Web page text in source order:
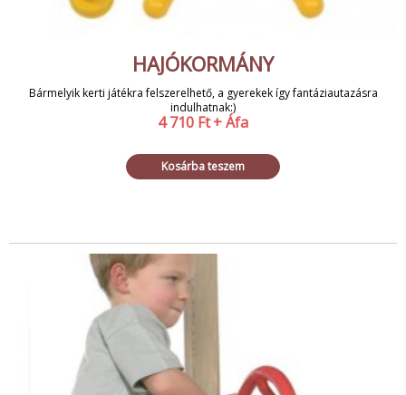
HAJÓKORMÁNY
Bármelyik kerti játékra felszerelhető, a gyerekek így fantáziautazásra
indulhatnak:)
4 710 Ft+ Áfa
Kosárba teszem